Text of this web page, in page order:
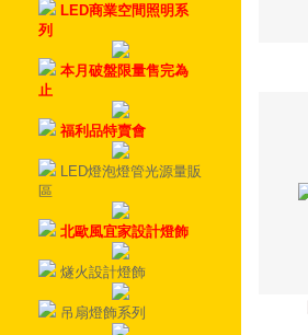
LED商業空間照明系
列
本月破盤限量售完為
止
福利品特賣會
LED燈泡燈管光源量販
區
北歐風宜家設計燈飾
燧火設計燈飾
吊扇燈飾系列